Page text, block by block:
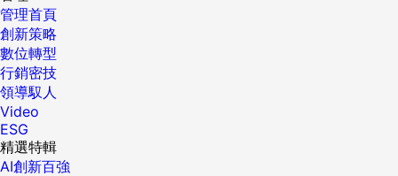
管理首頁
創新策略
數位轉型
行銷密技
領導馭人
Video
ESG
精選特輯
AI創新百強